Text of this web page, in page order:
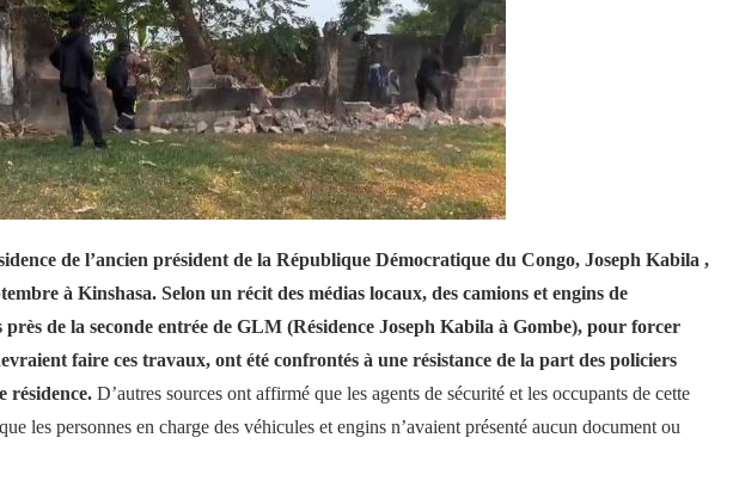
de l’ancien président de la République Démocratique du Congo, Joseph Kabila ,
à Kinshasa. Selon un récit des médias locaux, des camions et engins de
de la seconde entrée de GLM (Résidence Joseph Kabila à Gombe), pour forcer
faire ces travaux, ont été confrontés à une résistance de la part des policiers
résidence. D’autres sources ont affirmé que les agents de sécurité et les occupants de cette
les personnes en charge des véhicules et engins n’avaient présenté aucun document ou